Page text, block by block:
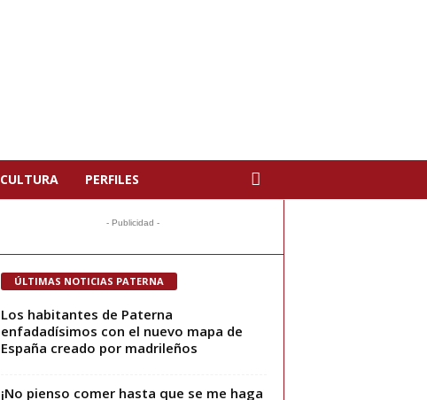
CULTURA PERFILES
- Publicidad -
ÚLTIMAS NOTICIAS PATERNA
Los habitantes de Paterna
enfadadísimos con el nuevo mapa de
España creado por madrileños
¡No pienso comer hasta que se me haga